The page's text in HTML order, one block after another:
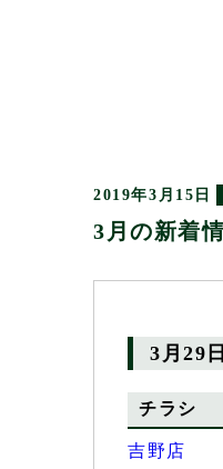
2019年3月15日
3月の新着
3月29日
チラシ
吉野店